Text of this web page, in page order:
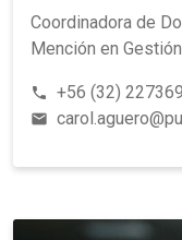
Coordinadora de
Mención en
phone +56 (32)
email